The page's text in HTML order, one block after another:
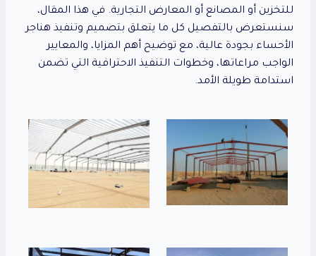
للتخزين أو المصانع أو المعارض التجارية. في هذا المقال،
سنستعرض بالتفصيل كل ما يتعلق بتصميم وتنفيذ هناجر
الأحساء بجودة عالية، مع توضيح أهم المزايا، والمعايير
الواجب مراعاتها، وخطوات التنفيذ الاحترافية التي تضمن
استدامة طويلة الأمد.